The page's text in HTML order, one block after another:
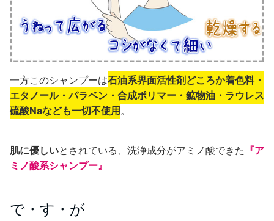
一方このシャンプーは石油系界面活性剤どころか着色料・
エタノール・パラベン・合成ポリマー・鉱物油・ラウレス
硫酸Naなども一切不使用 。
肌に優しいとされている、洗浄成分がアミノ酸できた 『ア
ミノ酸系シャンプー』
で・す・が